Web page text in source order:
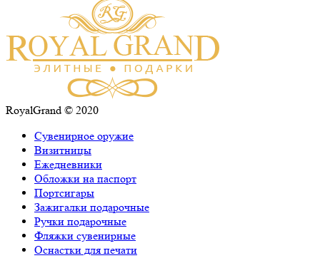
RoyalGrand © 2020
Сувенирное оружие
Визитницы
Ежедневники
Обложки на паспорт
Портсигары
Зажигалки подарочные
Ручки подарочные
Фляжки сувенирные
Оснастки для печати